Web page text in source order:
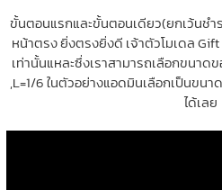
ขั้นตอนแรกและขั้นตอนเดียว(ยกเว้นชำ
หน้าตรง ยิ่งตรงยิ่งดี เจ้าตัวโมเดล Gift
เท่านั้นแหละซึ่งเราสามารถเลือกขนาดข
,L=1/6 ในตัวอย่างแอดมินเลือกเป็นขนา
ได้เลย